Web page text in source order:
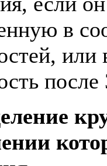
в
или
после